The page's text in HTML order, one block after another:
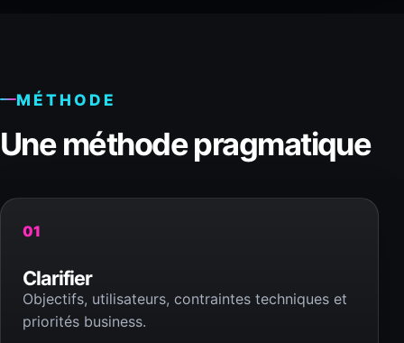
MÉTHODE
Une méthode pragmatique
01
Clarifier
Objectifs, utilisateurs, contraintes techniques et
priorités business.